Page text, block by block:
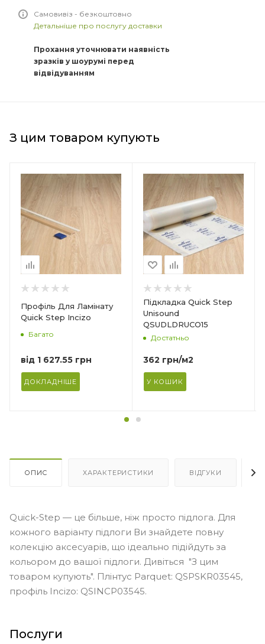
Самовивіз - безкоштовно
Детальніше про послугу доставки
Прохання уточнювати наявність
зразків у шоурумі перед
відвідуванням
З цим товаром купують
Профіль Для Ламінату
Quick Step Incizo
Багато
від 1 627.55 грн
ДОКЛАДНІШЕ
Країна-виробник
Бельгія
2 мм
Ширина
Пінополіетилен
Призначення
Під ламінат
Площа в упаковці, м2
Підкладка Quick Step
Unisound
QSUDLDRUCO15
Достатньо
362 грн/м2
У КОШИК
Країна-виробник
Бельгія
Товщина
14 мм
Ширина
77 мм
Довжина
Матеріал
Ламінований МДФ
Кількість в упаковці
6 шт/14,4 м п
ОПИС ХАРАКТЕРИСТИКИ ВІДГУКИ
Quick-Step — це більше, ніж просто підлога. Для
кожного варіанту підлоги Ви знайдете повну
колекцію аксесуарів, що ідеально підійдуть за
кольором до вашої підлоги. Дивіться "З цим
товаром купують". Плінтус Parquet: QSPSKR03545,
профіль Incizo: QSINCP03545.
Послуги